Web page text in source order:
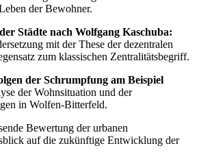
der Bewohner.
Städte nach Wolfgang Kaschuba:
mit der These der dezentralen
zum klassischen Zentralitätsbegriff.
der Schrumpfung am Beispiel
der Wohnsituation und der
in Wolfen-Bitterfeld.
Bewertung der urbanen
auf die zukünftige Entwicklung der